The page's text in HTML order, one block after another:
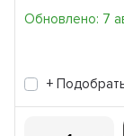
Обновлено: 7
+